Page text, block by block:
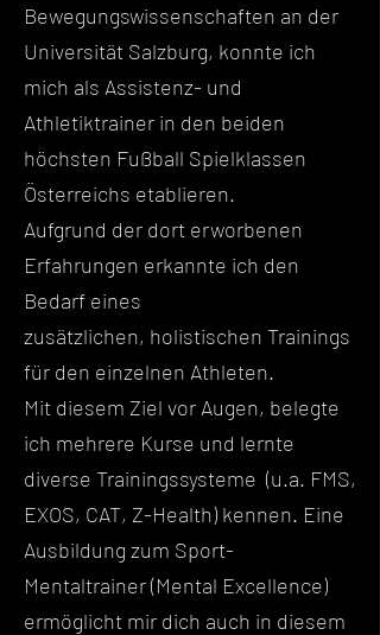
Bewegungswissenschaften an der
Universität Salzburg, konnte ich
mich als Assistenz- und
Athletiktrainer in den beiden
höchsten Fußball Spielklassen
Österreichs etablieren.
Aufgrund der dort erworbenen
Erfahrungen erkannte ich den
Bedarf eines
zusätzlichen, holistischen Trainings
für den einzelnen Athleten.
Mit diesem Ziel vor Augen, belegte
ich mehrere Kurse und lernte
diverse Trainingssysteme (u.a. FMS,
EXOS, CAT, Z-Health) kennen. Eine
Ausbildung zum Sport-
Mentaltrainer (Mental Excellence)
ermöglicht mir dich auch in diesem